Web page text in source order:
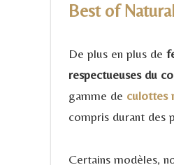
Best of
De plus en plus de
respectueuses du
gamme de culottes
compris durant des
Certains modèles,